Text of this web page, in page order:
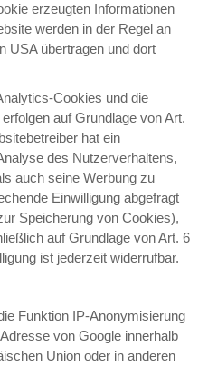
erzeugten Informationen
werden in der Regel an
USA übertragen und dort
Cookies und die
auf Grundlage von Art.
hat ein
des Nutzerverhaltens,
auch seine Werbung zu
Einwilligung abgefragt
Speicherung von Cookies),
auf Grundlage von Art. 6
ist jederzeit widerrufbar.
Funktion IP-Anonymisierung
von Google innerhalb
Union oder in anderen